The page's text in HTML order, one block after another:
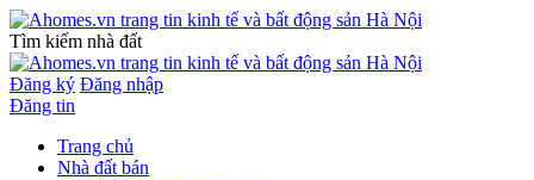
Tìm kiếm nhà đất
Đăng ký Đăng nhập
Đăng tin
Trang chủ
Nhà đất bán